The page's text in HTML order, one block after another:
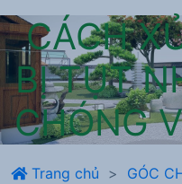
CÁCH
BỊ TỤT
CHÓNG
Trang chủ
GÓC